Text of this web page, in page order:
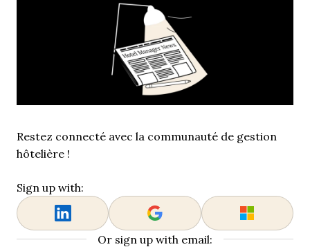
Restez connecté avec la communauté de gestion
hôtelière !
Sign up with:
Or sign up with email: